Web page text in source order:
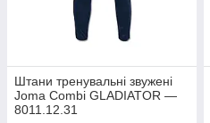
Штани тренувальні звужені
Joma Combi GLADIATOR —
8011.12.31